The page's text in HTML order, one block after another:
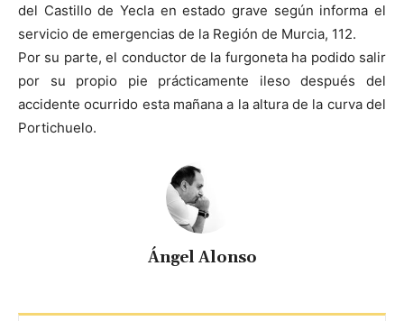
del Castillo de Yecla en estado grave según informa el
servicio de emergencias de la Región de Murcia, 112.
Por su parte, el conductor de la furgoneta ha podido salir
por su propio pie prácticamente ileso después del
accidente ocurrido esta mañana a la altura de la curva del
Portichuelo.
Ángel Alonso